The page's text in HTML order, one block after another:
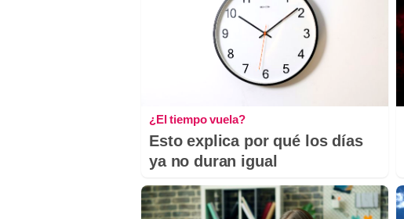
¿El tiempo vuela?
Esto explica por qué los días
ya no duran igual